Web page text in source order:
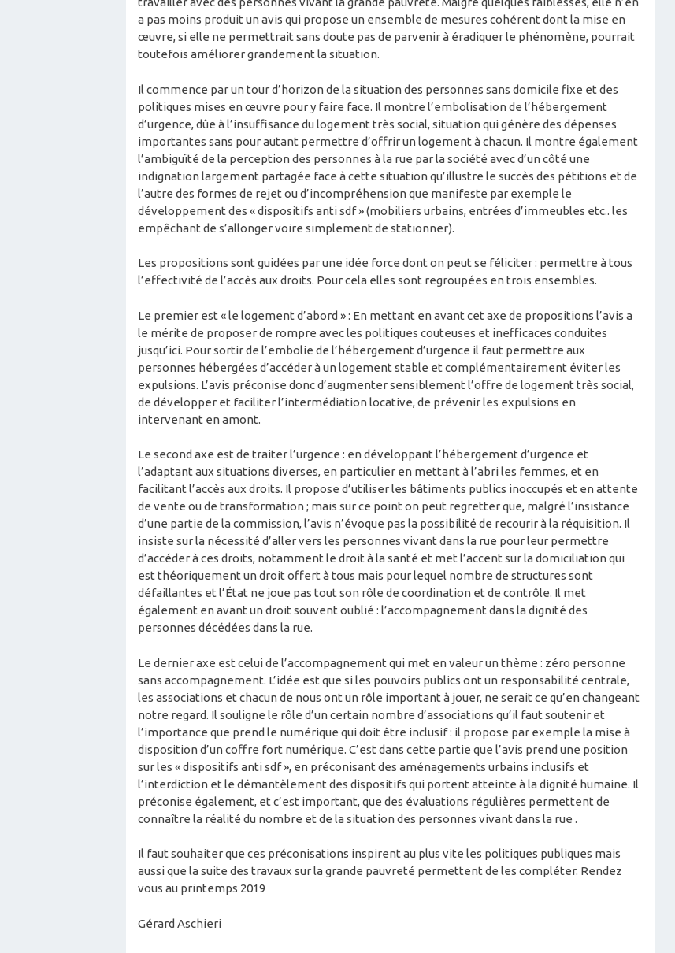
a pas moins produit un avis qui propose un ensemble de mesures cohérent dont la mise en
œuvre, si elle ne permettrait sans doute pas de parvenir à éradiquer le phénomène, pourrait
toutefois améliorer grandement la situation.
Il commence par un tour d’horizon de la situation des personnes sans domicile fixe et des
politiques mises en œuvre pour y faire face. Il montre l’embolisation de l’hébergement
d’urgence, dûe à l’insuffisance du logement très social, situation qui génère des dépenses
importantes sans pour autant permettre d’offrir un logement à chacun. Il montre également
l’ambiguïté de la perception des personnes à la rue par la société avec d’un côté une
indignation largement partagée face à cette situation qu’illustre le succès des pétitions et de
l’autre des formes de rejet ou d’incompréhension que manifeste par exemple le
développement des « dispositifs anti sdf » (mobiliers urbains, entrées d’immeubles etc.. les
empêchant de s’allonger voire simplement de stationner).
Les propositions sont guidées par une idée force dont on peut se féliciter : permettre à tous
l’effectivité de l’accès aux droits. Pour cela elles sont regroupées en trois ensembles.
Le premier est « le logement d’abord » : En mettant en avant cet axe de propositions l’avis a
le mérite de proposer de rompre avec les politiques couteuses et inefficaces conduites
jusqu’ici. Pour sortir de l’embolie de l’hébergement d’urgence il faut permettre aux
personnes hébergées d’accéder à un logement stable et complémentairement éviter les
expulsions. L’avis préconise donc d’augmenter sensiblement l’offre de logement très social,
de développer et faciliter l’intermédiation locative, de prévenir les expulsions en
intervenant en amont.
Le second axe est de traiter l’urgence : en développant l’hébergement d’urgence et
l’adaptant aux situations diverses, en particulier en mettant à l’abri les femmes, et en
facilitant l’accès aux droits. Il propose d’utiliser les bâtiments publics inoccupés et en attente
de vente ou de transformation ; mais sur ce point on peut regretter que, malgré l’insistance
d’une partie de la commission, l’avis n’évoque pas la possibilité de recourir à la réquisition. Il
insiste sur la nécessité d’aller vers les personnes vivant dans la rue pour leur permettre
d’accéder à ces droits, notamment le droit à la santé et met l’accent sur la domiciliation qui
est théoriquement un droit offert à tous mais pour lequel nombre de structures sont
défaillantes et l’État ne joue pas tout son rôle de coordination et de contrôle. Il met
également en avant un droit souvent oublié : l’accompagnement dans la dignité des
personnes décédées dans la rue.
Le dernier axe est celui de l’accompagnement qui met en valeur un thème : zéro personne
sans accompagnement. L’idée est que si les pouvoirs publics ont un responsabilité centrale,
les associations et chacun de nous ont un rôle important à jouer, ne serait ce qu’en changeant
notre regard. Il souligne le rôle d’un certain nombre d’associations qu’il faut soutenir et
l’importance que prend le numérique qui doit être inclusif : il propose par exemple la mise à
disposition d’un coffre fort numérique. C’est dans cette partie que l’avis prend une position
sur les « dispositifs anti sdf », en préconisant des aménagements urbains inclusifs et
l’interdiction et le démantèlement des dispositifs qui portent atteinte à la dignité humaine. Il
préconise également, et c’est important, que des évaluations régulières permettent de
connaître la réalité du nombre et de la situation des personnes vivant dans la rue .
Il faut souhaiter que ces préconisations inspirent au plus vite les politiques publiques mais
aussi que la suite des travaux sur la grande pauvreté permettent de les compléter. Rendez
vous au printemps 2019
Gérard Aschieri